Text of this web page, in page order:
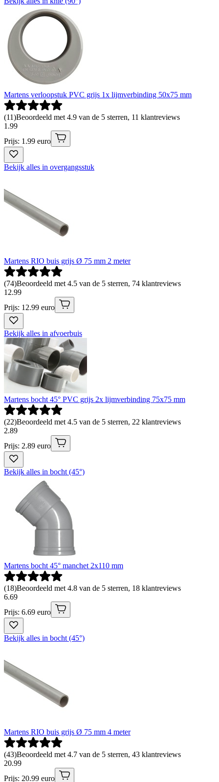
Martens verloopstuk PVC grijs 1x lijmverbinding 50x75 mm
(11)Beoordeeld met 4.9 van de 5 sterren, 11 klantreviews
1 .99
Prijs: 1.99 euro
Bekijk alles in overgangsstuk
Martens RIO buis grijs Ø 75 mm 2 meter
(74)Beoordeeld met 4.5 van de 5 sterren, 74 klantreviews
12.99
Prijs: 12.99 euro
Bekijk alles in afvoerbuis
Martens bocht 45° PVC grijs 2x lijmverbinding 75x75 mm
(22)Beoordeeld met 4.5 van de 5 sterren, 22 klantreviews
2.89
Prijs: 2.89 euro
Bekijk alles in bocht (45°)
Martens bocht 45° manchet 2x110 mm
(18)Beoordeeld met 4.8 van de 5 sterren, 18 klantreviews
6.69
Prijs: 6.69 euro
Bekijk alles in bocht (45°)
Martens RIO buis grijs Ø 75 mm 4 meter
(43)Beoordeeld met 4.7 van de 5 sterren, 43 klantreviews
20.99
Prijs: 20.99 euro